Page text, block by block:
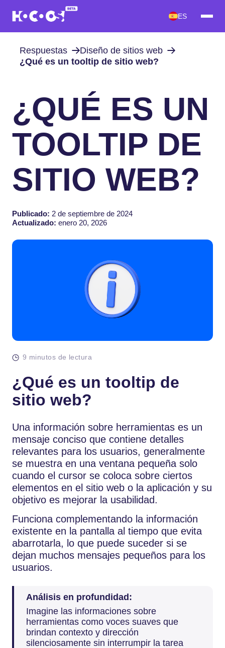
ES
Respuestas
Diseño de sitios web
¿Qué es un tooltip de sitio web?
¿QUÉ ES UN
TOOLTIP DE
SITIO WEB?
Publicado: 2 de septiembre de 2024
Actualizado: enero 20, 2026
9 minutos de lectura
¿Qué es un tooltip de
sitio web?
Una información sobre herramientas es un
mensaje conciso que contiene detalles
relevantes para los usuarios, generalmente
se muestra en una ventana pequeña solo
cuando el cursor se coloca sobre ciertos
elementos en el sitio web o la aplicación y su
objetivo es mejorar la usabilidad.
Funciona complementando la información
existente en la pantalla al tiempo que evita
abarrotarla, lo que puede suceder si se
dejan muchos mensajes pequeños para los
usuarios.
Análisis en profundidad:
Imagine las informaciones sobre
herramientas como voces suaves que
brindan contexto y dirección
silenciosamente sin interrumpir la tarea